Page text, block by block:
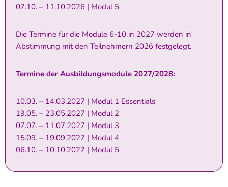
07.10. – 11.10.2026 | Modul 5
Die Termine für die Module 6-10 in 2027 werden in
Abstimmung mit den Teilnehmern 2026 festgelegt.
Termine der Ausbildungsmodule 2027/2028:
10.03. – 14.03.2027 | Modul 1 Essentials
19.05. – 23.05.2027 | Modul 2
07.07. – 11.07.2027 | Modul 3
15.09. – 19.09.2027 | Modul 4
06.10. – 10.10.2027 | Modul 5